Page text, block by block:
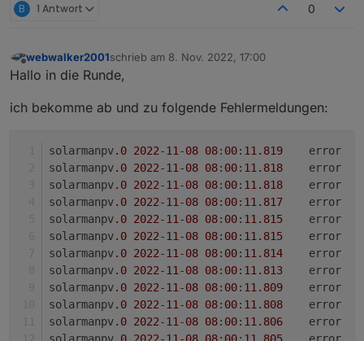
B 1 Antwort 0
Offline
webwalker2001schrieb am 8. Nov. 2022, 17:00
zuletzt editiert von
Hallo in die Runde,
ich bekomme ab und zu folgende Fehlermeldungen:
solarmanpv.0 2022-11-08 08: 00: 11.819
solarmanpv.0 2022-11-08 08: 00: 11.818
solarmanpv.0 2022-11-08 08: 00: 11.818
solarmanpv.0 2022-11-08 08: 00: 11.817
solarmanpv.0 2022-11-08 08: 00: 11.815
solarmanpv.0 2022-11-08 08: 00: 11.815
solarmanpv.0 2022-11-08 08: 00: 11.814
solarmanpv.0 2022-11-08 08: 00: 11.813
solarmanpv.0 2022-11-08 08: 00: 11.809
solarmanpv.0 2022-11-08 08: 00: 11.808
solarmanpv.0 2022-11-08 08: 00: 11.806